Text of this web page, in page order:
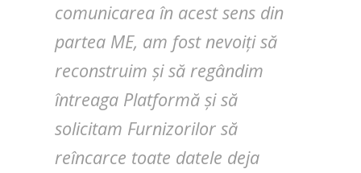
comunicarea în acest sens din
partea ME, am fost nevoiți să
reconstruim și să regândim
întreaga Platformă și să
solicitam Furnizorilor să
reîncarce toate datele deja